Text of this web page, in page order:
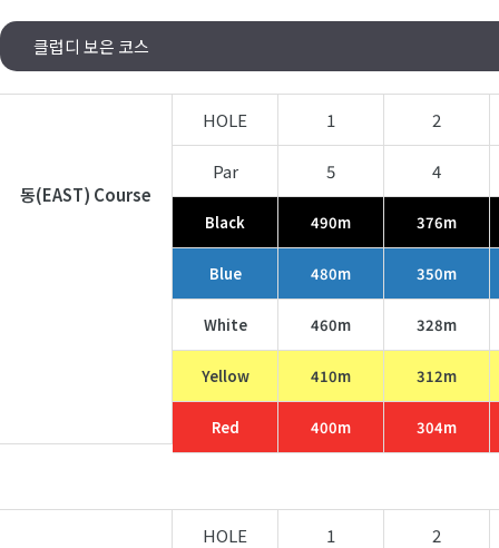
클럽디 보은 코스
동(EAST) Course
HOLE 1 2
Par 5 4
Black 490m 376m
Blue 480m 350m
White 460m 328m
Yellow 410m 312m
Red 400m 304m
HOLE 1 2